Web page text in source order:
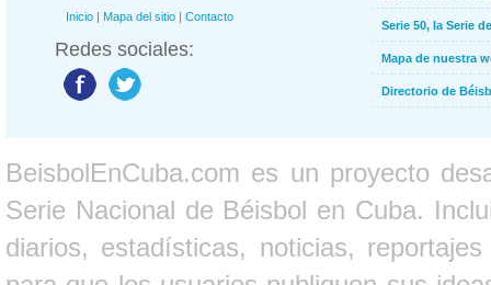
Inicio | Mapa del sitio | Contacto
Redes sociales:
Serie 50, la Serie
Mapa de nuestra
Directorio de
BeisbolEnCuba.com es un proyecto
Serie Nacional de Béisbol en Cuba.
diarios, estadísticas, noticias,